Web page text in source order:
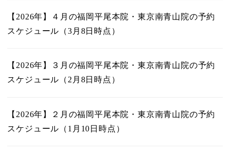
【2026年】４月の福岡平尾本院・東京南青山院の予約
スケジュール（3月8日時点）
【2026年】３月の福岡平尾本院・東京南青山院の予約
スケジュール（2月8日時点）
【2026年】２月の福岡平尾本院・東京南青山院の予約
スケジュール（1月10日時点）